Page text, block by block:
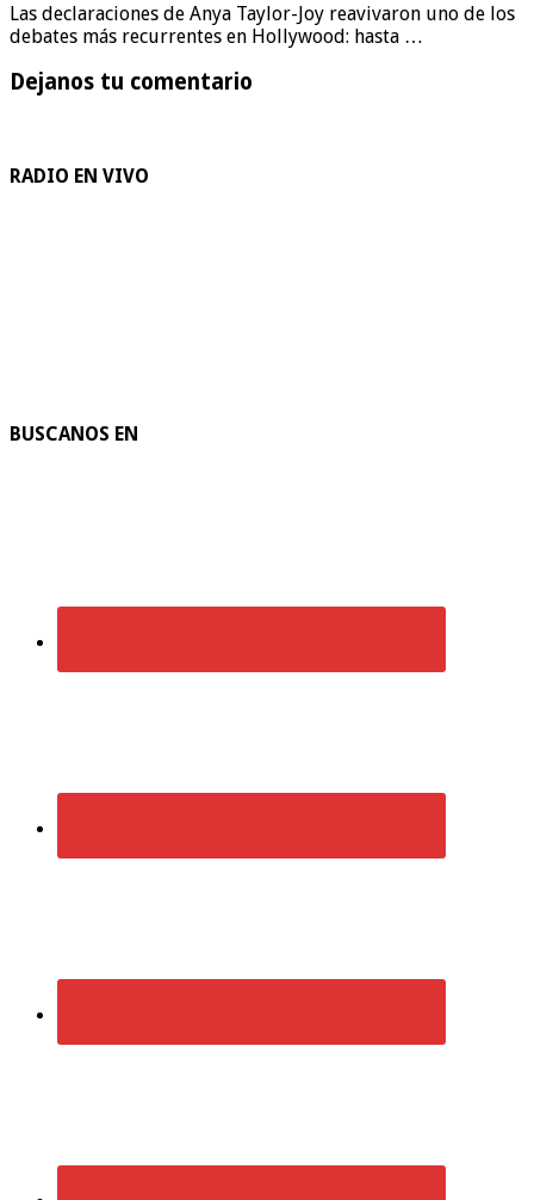
Las declaraciones de Anya Taylor-Joy reavivaron uno de los
debates más recurrentes en Hollywood: hasta …
Dejanos tu comentario
RADIO EN VIVO
BUSCANOS EN